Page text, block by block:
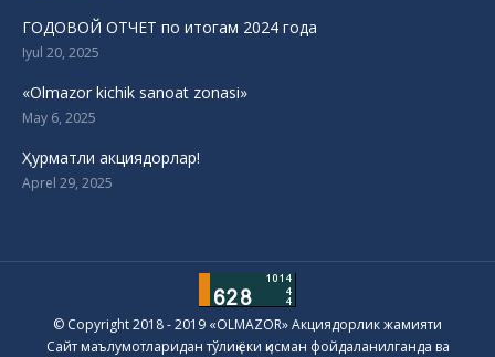
ГОДОВОЙ ОТЧЕТ по итогам 2024 года
Iyul 20, 2025
«Olmazor kichik sanoat zonasi»
May 6, 2025
Ҳурматли акциядорлар!
Aprel 29, 2025
© Copyright 2018 - 2019 «OLMAZOR» Акциядорлик жамияти
Сайт маълумотларидан тўлиқ ёки қисман фойдаланилганда ва